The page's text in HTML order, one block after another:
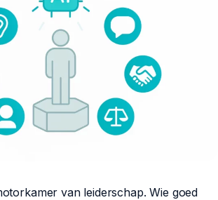
van leiderschap. Wie goed